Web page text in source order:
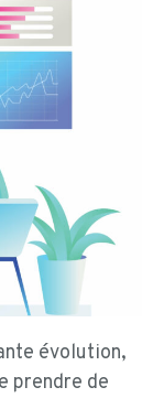
évolution,
prendre de